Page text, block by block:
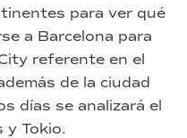
para ver qué
a Barcelona para
referente en el
de la ciudad
días se analizará el
y Tokio.